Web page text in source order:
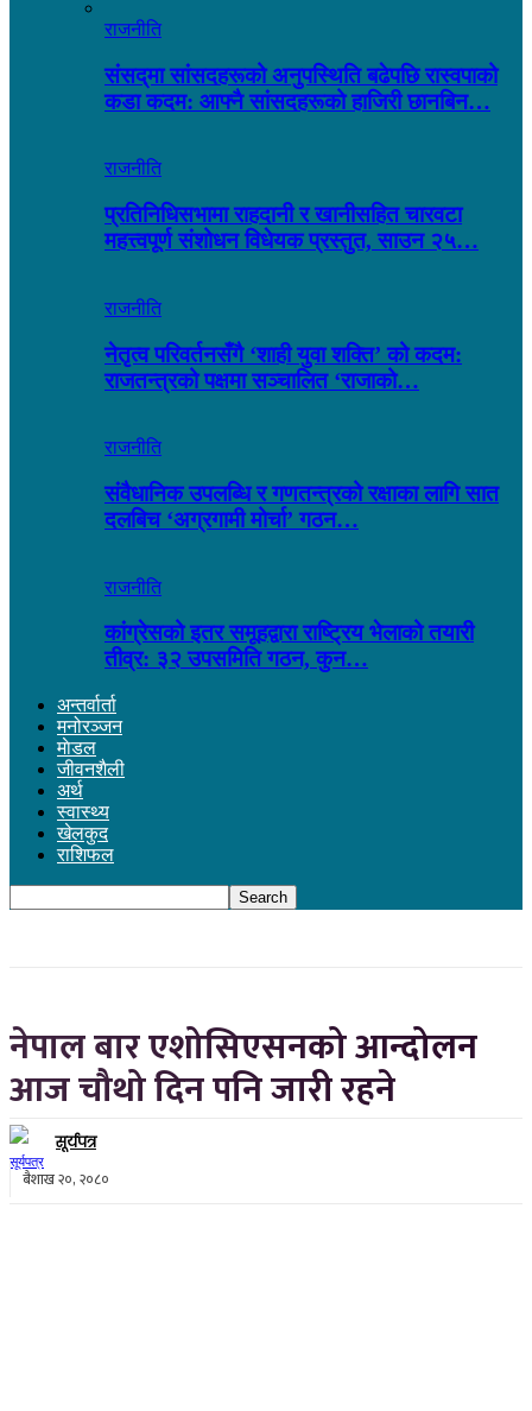
राजनीति
संसद्‌मा सांसदहरूको अनुपस्थिति बढेपछि रास्वपाको
कडा कदम: आफ्नै सांसदहरूको हाजिरी छानबिन…
राजनीति
प्रतिनिधिसभामा राहदानी र खानीसहित चारवटा
महत्त्वपूर्ण संशोधन विधेयक प्रस्तुत, साउन २५…
राजनीति
नेतृत्व परिवर्तनसँगै ‘शाही युवा शक्ति’ को कदम:
राजतन्त्रको पक्षमा सञ्चालित ‘राजाको…
राजनीति
संवैधानिक उपलब्धि र गणतन्त्रको रक्षाका लागि सात
दलबिच ‘अग्रगामी मोर्चा’ गठन…
राजनीति
कांग्रेसको इतर समूहद्वारा राष्ट्रिय भेलाको तयारी
तीव्र: ३२ उपसमिति गठन, कुन…
अन्तर्वार्ता
मनोरञ्जन
माेडल
जीवनशैली
अर्थ
स्वास्थ्य
खेलकुद
राशिफल
नेपाल बार एशोसिएसनको आन्दोलन
आज चौथो दिन पनि जारी रहने
सूर्यपत्र
बैशाख २०, २०८०